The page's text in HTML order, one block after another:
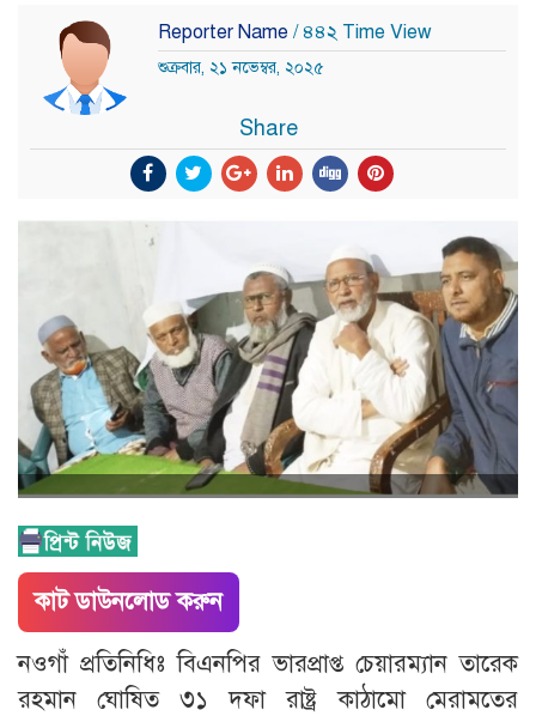
Reporter Name / ৪৪২ Time View
শুক্রবার, ২১ নভেম্বর, ২০২৫
Share
কাট ডাউনলোড করুন
নওগাঁ প্রতিনিধিঃ বিএনপির ভারপ্রাপ্ত চেয়ারম্যান তারেক
রহমান ঘোষিত ৩১ দফা রাষ্ট্র কাঠামো মেরামতের